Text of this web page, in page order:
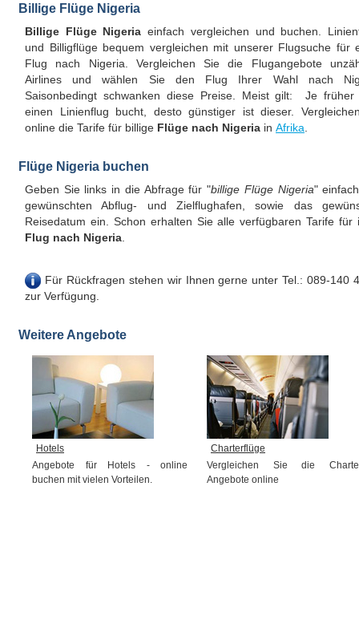
Billige Flüge Nigeria
Billige Flüge Nigeria einfach vergleichen und buchen.
und Billigflüge bequem vergleichen mit unserer Flugsuche für
Flug nach Nigeria. Vergleichen Sie die Flugangebote
Airlines und wählen Sie den Flug Ihrer Wahl nach
Saisonbedingt schwanken diese Preise. Meist gilt: Je früher
einen Linienflug bucht, desto günstiger ist dieser.
online die Tarife für billige Flüge nach Nigeria in Afrika.
Flüge Nigeria buchen
Geben Sie links in die Abfrage für "billige Flüge Nigeria"
gewünschten Abflug- und Zielflughafen, sowie das
Reisedatum ein. Schon erhalten Sie alle verfügbaren Tarife für
Flug nach Nigeria.
Für Rückfragen stehen wir Ihnen gerne unter Tel.: 089-140
zur Verfügung.
Weitere Angebote
Hotels
Angebote für Hotels - online
buchen mit vielen Vorteilen.
Charterflüge
Vergleichen Sie die
Angebote online